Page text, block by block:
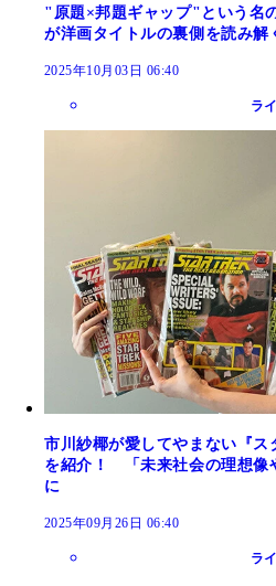
"原題×邦題ギャップ"という名
が洋画タイトルの裏側を読み解
2025年10月03日 06:40
ラ
市川紗椰が愛してやまない『ス
を紹介！ 「未来社会の理想像
に
2025年09月26日 06:40
ラ